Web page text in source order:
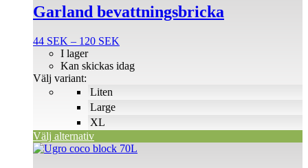
Garland bevattningsbricka
44 SEK – 120 SEK
till
Liten
Large
XL
I lager
Kan skickas idag
Välj variant:
Välj alternativ
produkten
har
varianter.
olika
alternativen
produktsidan